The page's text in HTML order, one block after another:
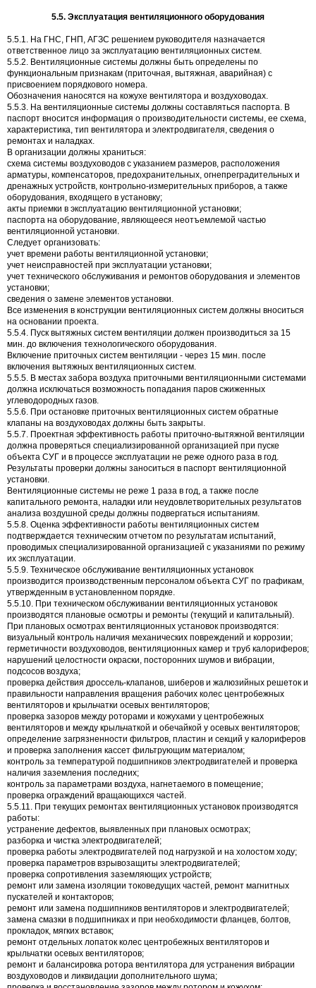
5.5. Эксплуатация вентиляционного оборудования
5.5.1. На ГНС, ГНП, АГЗС решением руководителя назначается
ответственное лицо за эксплуатацию вентиляционных систем.
5.5.2. Вентиляционные системы должны быть определены по
функциональным признакам (приточная, вытяжная, аварийная) с
присвоением порядкового номера.
Обозначения наносятся на кожухе вентилятора и воздуховодах.
5.5.3. На вентиляционные системы должны составляться паспорта. В
паспорт вносится информация о производительности системы, ее схема,
характеристика, тип вентилятора и электродвигателя, сведения о
ремонтах и наладках.
В организации должны храниться:
схема системы воздуховодов с указанием размеров, расположения
арматуры, компенсаторов, предохранительных, огнепреградительных и
дренажных устройств, контрольно-измерительных приборов, а также
оборудования, входящего в установку;
акты приемки в эксплуатацию вентиляционной установки;
паспорта на оборудование, являющееся неотъемлемой частью
вентиляционной установки.
Следует организовать:
учет времени работы вентиляционной установки;
учет неисправностей при эксплуатации установки;
учет технического обслуживания и ремонтов оборудования и элементов
установки;
сведения о замене элементов установки.
Все изменения в конструкции вентиляционных систем должны вноситься
на основании проекта.
5.5.4. Пуск вытяжных систем вентиляции должен производиться за 15
мин. до включения технологического оборудования.
Включение приточных систем вентиляции - через 15 мин. после
включения вытяжных вентиляционных систем.
5.5.5. В местах забора воздуха приточными вентиляционными системами
должна исключаться возможность попадания паров сжиженных
углеводородных газов.
5.5.6. При остановке приточных вентиляционных систем обратные
клапаны на воздуховодах должны быть закрыты.
5.5.7. Проектная эффективность работы приточно-вытяжной вентиляции
должна проверяться специализированной организацией при пуске
объекта СУГ и в процессе эксплуатации не реже одного раза в год.
Результаты проверки должны заноситься в паспорт вентиляционной
установки.
Вентиляционные системы не реже 1 раза в год, а также после
капитального ремонта, наладки или неудовлетворительных результатов
анализа воздушной среды должны подвергаться испытаниям.
5.5.8. Оценка эффективности работы вентиляционных систем
подтверждается техническим отчетом по результатам испытаний,
проводимых специализированной организацией с указаниями по режиму
их эксплуатации.
5.5.9. Техническое обслуживание вентиляционных установок
производится производственным персоналом объекта СУГ по графикам,
утвержденным в установленном порядке.
5.5.10. При техническом обслуживании вентиляционных установок
производятся плановые осмотры и ремонты (текущий и капитальный).
При плановых осмотрах вентиляционных установок производятся:
визуальный контроль наличия механических повреждений и коррозии;
герметичности воздуховодов, вентиляционных камер и труб калориферов;
нарушений целостности окраски, посторонних шумов и вибрации,
подсосов воздуха;
проверка действия дроссель-клапанов, шиберов и жалюзийных решеток и
правильности направления вращения рабочих колес центробежных
вентиляторов и крыльчатки осевых вентиляторов;
проверка зазоров между роторами и кожухами у центробежных
вентиляторов и между крыльчаткой и обечайкой у осевых вентиляторов;
определение загрязненности фильтров, пластин и секций у калориферов
и проверка заполнения кассет фильтрующим материалом;
контроль за температурой подшипников электродвигателей и проверка
наличия заземления последних;
контроль за параметрами воздуха, нагнетаемого в помещение;
проверка ограждений вращающихся частей.
5.5.11. При текущих ремонтах вентиляционных установок производятся
работы:
устранение дефектов, выявленных при плановых осмотрах;
разборка и чистка электродвигателей;
проверка работы электродвигателей под нагрузкой и на холостом ходу;
проверка параметров взрывозащиты электродвигателей;
проверка сопротивления заземляющих устройств;
ремонт или замена изоляции токоведущих частей, ремонт магнитных
пускателей и контакторов;
ремонт или замена подшипников вентиляторов и электродвигателей;
замена смазки в подшипниках и при необходимости фланцев, болтов,
прокладок, мягких вставок;
ремонт отдельных лопаток колес центробежных вентиляторов и
крыльчатки осевых вентиляторов;
ремонт и балансировка ротора вентилятора для устранения вибрации
воздуховодов и ликвидации дополнительного шума;